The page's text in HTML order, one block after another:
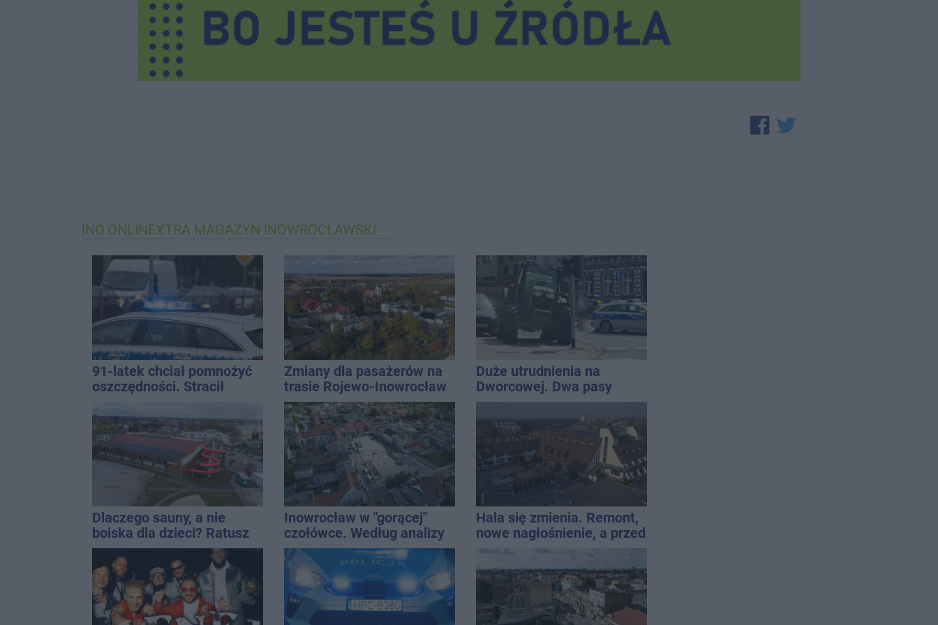
INO.ONLINEXTRA MAGAZYN INOWROCŁAWSKI
91-latek chciał pomnożyć
oszczędności. Stracił
Zmiany dla pasażerów na
trasie Rojewo-Inowrocław
Duże utrudnienia na
Dworcowej. Dwa pasy
blokowała przyczepa od
Dlaczego sauny, a nie
boiska dla dzieci? Ratusz
odpowiada
Inowrocław w "gorącej"
czołówce. Według analizy
Onetu nasze miasto jest
jednym z najbardziej
narażonych na upały
Hala się zmienia. Remont,
nowe nagłośnienie, a przed
wejściem stanie
QEMETICA ARENA